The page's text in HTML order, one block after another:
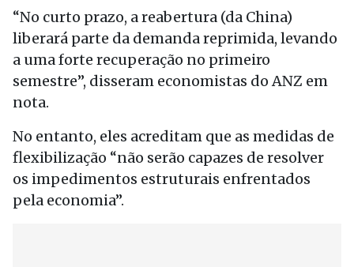
“No curto prazo, a reabertura (da China)
liberará parte da demanda reprimida, levando
a uma forte recuperação no primeiro
semestre”, disseram economistas do ANZ em
nota.
No entanto, eles acreditam que as medidas de
flexibilização “não serão capazes de resolver
os impedimentos estruturais enfrentados
pela economia”.